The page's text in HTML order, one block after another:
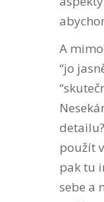
A
“jo
použít
pak tu
sebe a